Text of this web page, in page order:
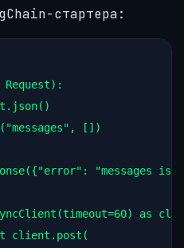
стартера:
Request):
. json()
( "messages" , [])
({"error" : "messages is
(timeout=60) as
client . post (